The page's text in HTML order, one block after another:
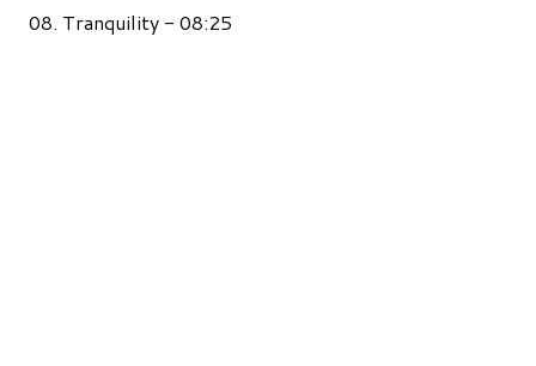
08. Tranquility - 08:25